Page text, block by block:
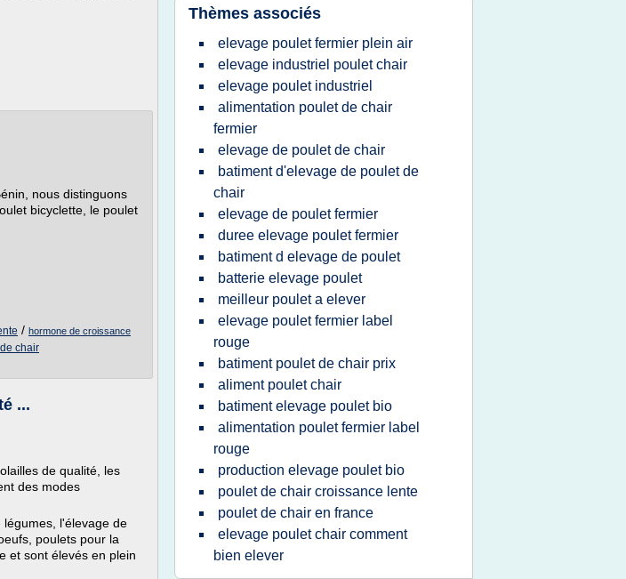
nous distinguons
bicyclette, le poulet
/ hormone de croissance
chair
...
de qualité, les
des modes
l'élevage de
poulets pour la
et sont élevés en plein
Thèmes associés
elevage poulet fermier plein air
elevage industriel poulet chair
elevage poulet industriel
alimentation poulet de chair
fermier
elevage de poulet de chair
batiment d'elevage de poulet de
chair
elevage de poulet fermier
duree elevage poulet fermier
batiment d elevage de poulet
batterie elevage poulet
meilleur poulet a elever
elevage poulet fermier label
rouge
batiment poulet de chair prix
aliment poulet chair
batiment elevage poulet bio
alimentation poulet fermier label
rouge
production elevage poulet bio
poulet de chair croissance lente
poulet de chair en france
elevage poulet chair comment
bien elever